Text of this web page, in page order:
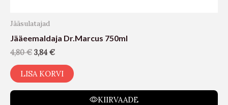
Jääsulatajad
Jääeemaldaja Dr.Marcus 750ml
4,80€ 3,84€
LISA KORVI
KIIRVAADE